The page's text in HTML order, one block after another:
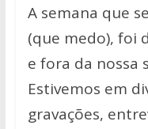
at
s
A
p
e
b
o
o
itt
er
A semana que
(que medo), foi
e fora da nossa
Estivemos em
gravações,